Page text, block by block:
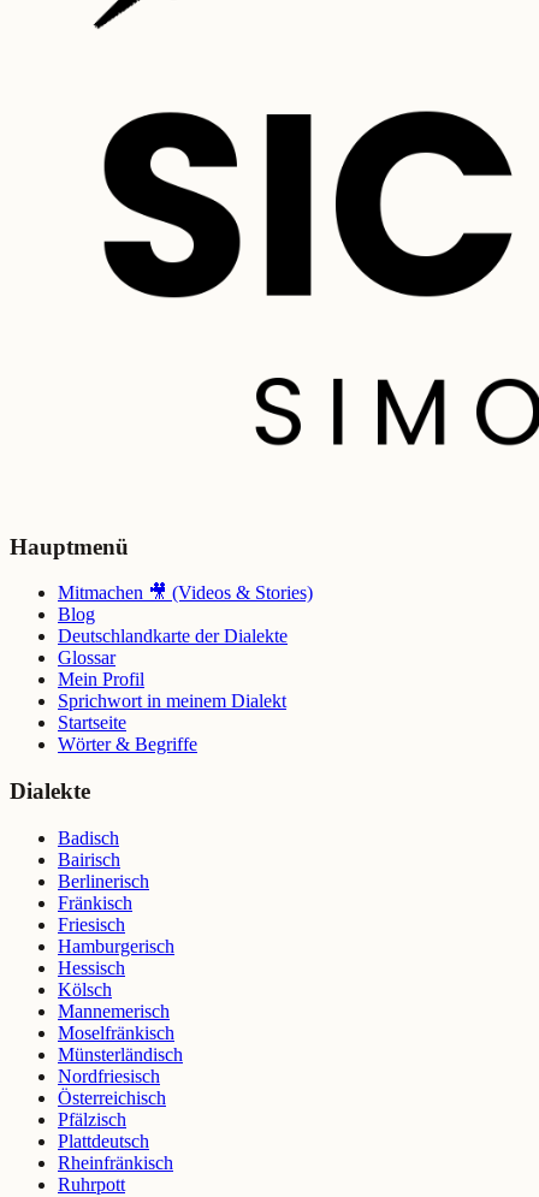
Hauptmenü
Mitmachen 🎥 (Videos & Stories)
Blog
Deutschlandkarte der Dialekte
Glossar
Mein Profil
Sprichwort in meinem Dialekt
Startseite
Wörter & Begriffe
Dialekte
Badisch
Bairisch
Berlinerisch
Fränkisch
Friesisch
Hamburgerisch
Hessisch
Kölsch
Mannemerisch
Moselfränkisch
Münsterländisch
Nordfriesisch
Österreichisch
Pfälzisch
Plattdeutsch
Rheinfränkisch
Ruhrpott